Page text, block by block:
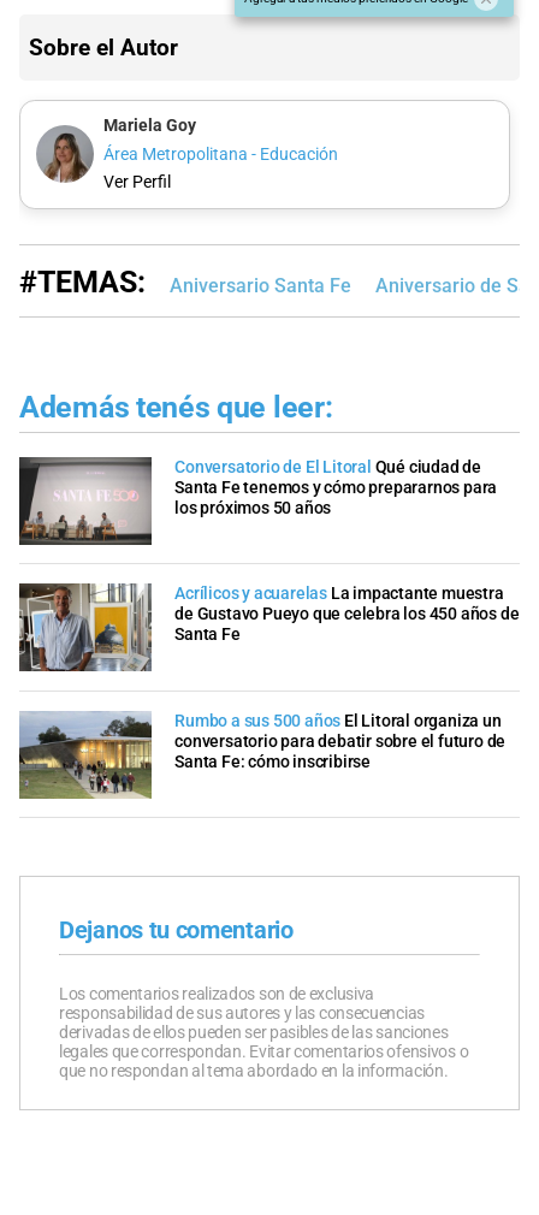
Sobre el Autor
Mariela Goy
Área Metropolitana - Educación
Ver Perfil
#TEMAS: Aniversario Santa Fe Aniversario de
Además tenés que leer:
Conversatorio de El Litoral Qué ciudad de
Santa Fe tenemos y cómo prepararnos para
los próximos 50 años
Acrílicos y acuarelas La impactante muestra
de Gustavo Pueyo que celebra los 450 años de
Santa Fe
Rumbo a sus 500 años El Litoral organiza un
conversatorio para debatir sobre el futuro de
Santa Fe: cómo inscribirse
Dejanos tu comentario
Los comentarios realizados son de exclusiva
responsabilidad de sus autores y las consecuencias
derivadas de ellos pueden ser pasibles de las sanciones
legales que correspondan. Evitar comentarios ofensivos o
que no respondan al tema abordado en la información.